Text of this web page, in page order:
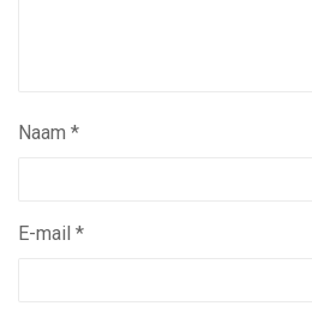
Naam *
E-mail *